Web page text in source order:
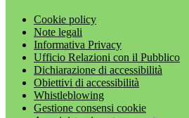
Cookie policy
Note legali
Informativa Privacy
Ufficio Relazioni con il Pubblico
Dichiarazione di accessibilità
Obiettivi di accessibilità
Whistleblowing
Gestione consensi cookie